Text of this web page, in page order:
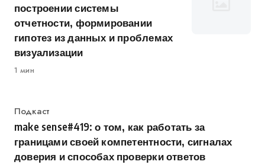
построении системы
отчетности, формировании
гипотез из данных и проблемах
визуализации
1 мин
Категория
Подкаст
make sense#419: о том, как работать за
границами своей компетентности, сигналах
доверия и способах проверки ответов